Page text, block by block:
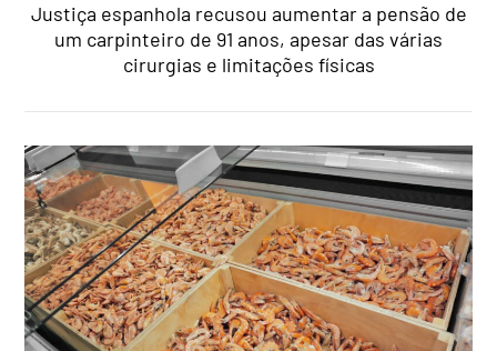
Justiça espanhola recusou aumentar a pensão de
um carpinteiro de 91 anos, apesar das várias
cirurgias e limitações físicas